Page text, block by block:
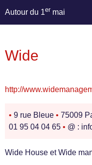
Autour du 1er mai
Wide
http://
• 9 rue Bleue • 75009
01 95 04 04 65 • @ :
Wide House et Wide